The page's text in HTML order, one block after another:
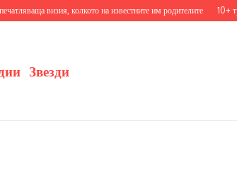
визия, колкото на известните им родителите 10+
Звезди